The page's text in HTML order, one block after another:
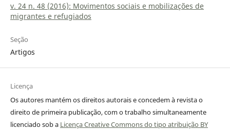
v. 24 n. 48 (2016): Movimentos sociais e mobilizações de
migrantes e refugiados
Seção
Artigos
Licença
Os autores mantém os direitos autorais e concedem à revista o
direito de primeira publicação, com o trabalho simultaneamente
licenciado sob a Licença Creative Commons do tipo atribuição BY